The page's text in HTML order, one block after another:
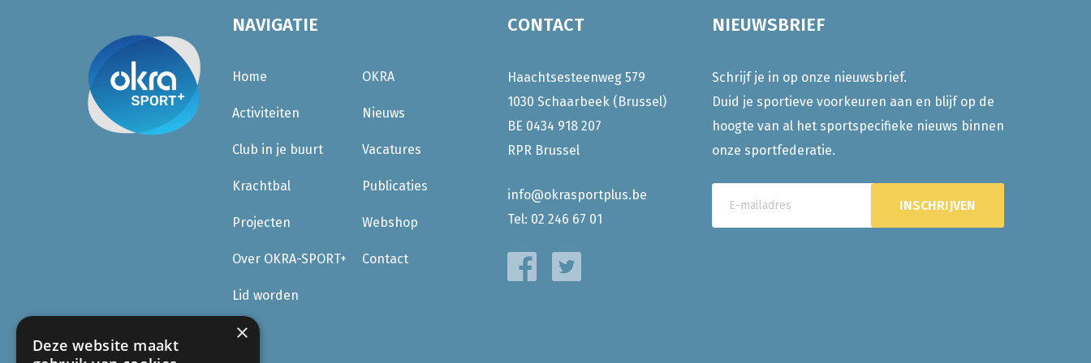
NAVIGATIE
Home
Activiteiten
Club in je buurt
Krachtbal
Projecten
Over OKRA-SPORT+
Lid worden
OKRA
Nieuws
Vacatures
Publicaties
Webshop
Contact
CONTACT
Haachtsesteenweg 579
1030 Schaarbeek (Brussel)
BE 0434 918 207
RPR Brussel
info@okrasportplus.be
Tel: 02 246 67 01
NIEUWSBRIEF
Schrijf je in op onze nieuwsbrief.
Duid je sportieve voorkeuren aan en blijf op de
hoogte van al het sportspecifieke nieuws binnen
onze sportfederatie.
×
Deze website maakt